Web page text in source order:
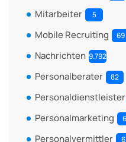
Mitarbeiter 5
Mobile Recruiting 69
Nachrichten 9.792
Personalberater 82
Personaldienstleister
Personalmarketing
Personalvermittler